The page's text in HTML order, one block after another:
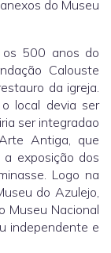
do Museu
os 500 anos do
Calouste
da igreja.
local devia ser
ser integradao
Antiga, que
exposição dos
Logo na
do Azulejo,
Museu Nacional
independente e